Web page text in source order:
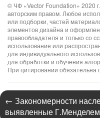
© ЧФ «Vector Foundation» 2020
авторским правом. Любое
или подборки, частей
элементов дизайна и
правообладателя и только со
использование или
для индивидуального
для обработки и обучения
При цитировании обязательна
← Закономерности
выявленные